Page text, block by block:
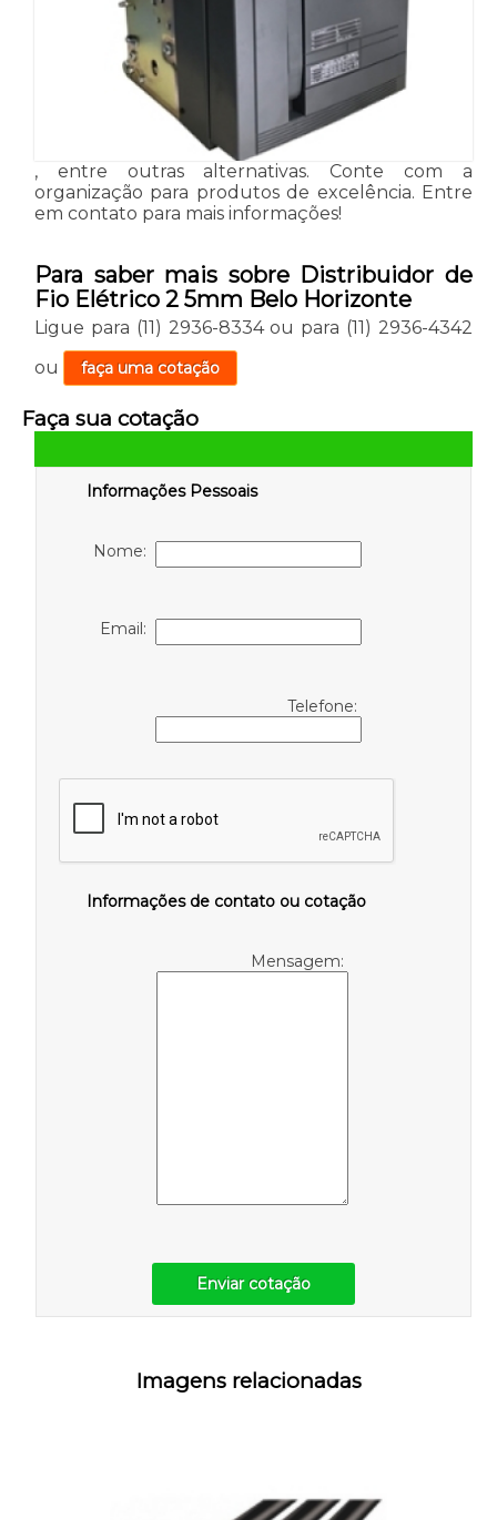
, entre outras alternativas. Conte com a
organização para produtos de excelência. Entre
em contato para mais informações!
Para saber mais sobre Distribuidor de
Fio Elétrico 2 5mm Belo Horizonte
Ligue para (11) 2936-8334ou para (11) 2936-4342
ou
faça uma cotação
Faça sua cotação
Informações Pessoais
Nome:
Email:
Telefone:
Informações de contato ou cotação
Mensagem:
Enviar cotação
Imagens relacionadas